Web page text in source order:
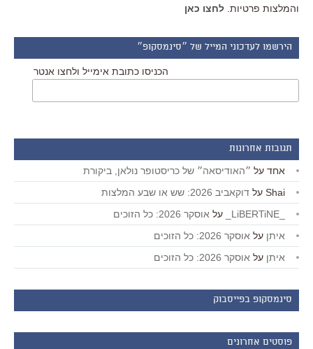
והמלצות פרטיות. לחצו כאן
הירשמו לעדכוני המייל של ״סינמסקופ״
הכניסו כתובת אימייל ולחצו אנטר
תגובות אחרונות
אחד על ״האודיסאה״ של כריסטופר נולאן, ביקורת
Shai על דוקאביב 2026: שש או שבע המלצות
על אוסקר 2026: כל הזוכים
איתן על אוסקר 2026: כל הזוכים
איתן על אוסקר 2026: כל הזוכים
סינמסקופ בפייסבוק
פוסטים אחרונים